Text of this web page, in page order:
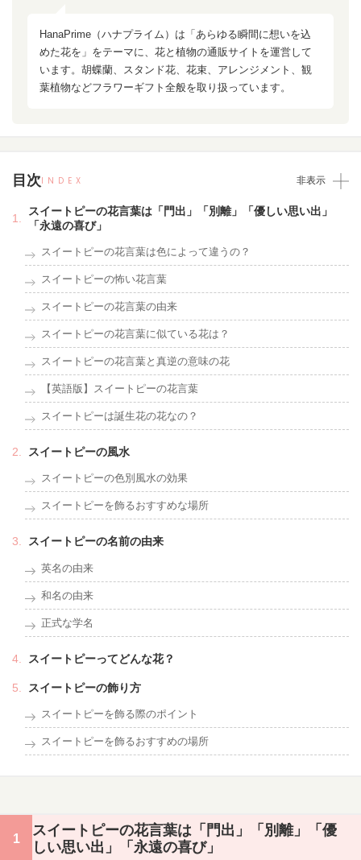
HanaPrime（ハナプライム）は「あらゆる瞬間に想いを込
めた花を」をテーマに、花と植物の通販サイトを運営して
います。胡蝶蘭、スタンド花、花束、アレンジメント、観
葉植物などフラワーギフト全般を取り扱っています。
目次INDEX 非表示
スイートピーの花言葉は「門出」「別離」「優しい思い出」
「永遠の喜び」
スイートピーの花言葉は色によって違うの？
スイートピーの怖い花言葉
スイートピーの花言葉の由来
スイートピーの花言葉に似ている花は？
スイートピーの花言葉と真逆の意味の花
【英語版】スイートピーの花言葉
スイートピーは誕生花の花なの？
スイートピーの風水
スイートピーの色別風水の効果
スイートピーを飾るおすすめな場所
スイートピーの名前の由来
英名の由来
和名の由来
正式な学名
スイートピーってどんな花？
スイートピーの飾り方
スイートピーを飾る際のポイント
スイートピーを飾るおすすめの場所
スイートピーの花言葉は「門出」「別離」「優
しい思い出」「永遠の喜び」